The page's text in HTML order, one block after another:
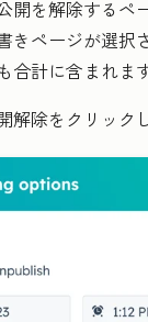
開を解除するペ
きページが選択
合計に含まれま
解除をクリック